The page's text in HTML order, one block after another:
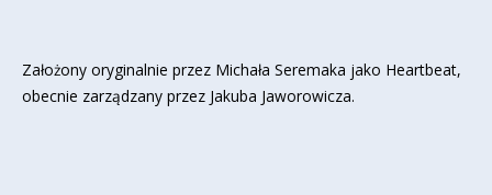
Założony oryginalnie przez Michała Seremaka jako Heartbeat,
obecnie zarządzany przez Jakuba Jaworowicza.